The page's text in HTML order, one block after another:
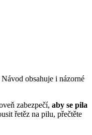
obsahuje i názorné
zabezpečí, aby se pila
řetěz na pilu, přečtěte